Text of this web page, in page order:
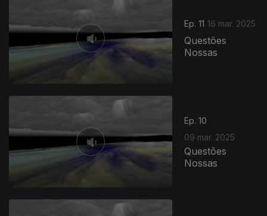
Ep. 11 16 mar. 2025
Questões
Nossas
Ep. 10
09 mar. 2025
Questões
Nossas